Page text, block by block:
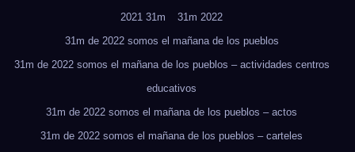
2021 31m
31m 2022
31m de 2022 somos el mañana de los pueblos
31m de 2022 somos el mañana de los pueblos – actividades centros
educativos
31m de 2022 somos el mañana de los pueblos – actos
31m de 2022 somos el mañana de los pueblos – carteles